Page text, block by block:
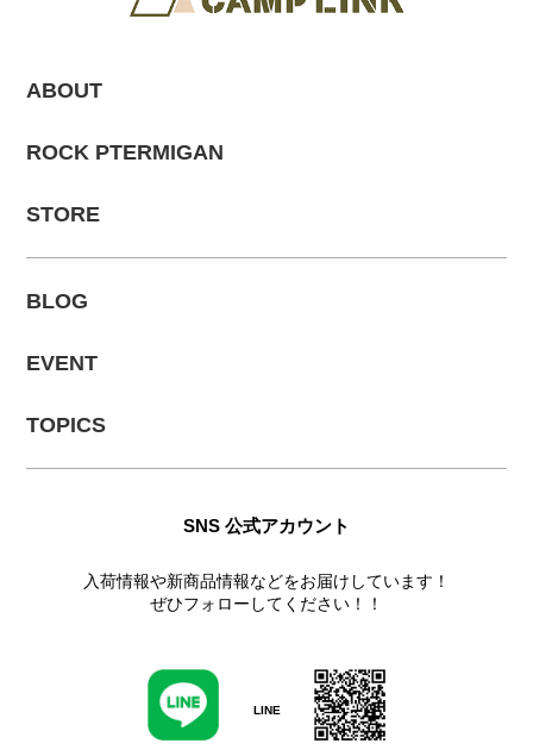
ABOUT
ROCK PTERMIGAN
STORE
BLOG
EVENT
TOPICS
SNS 公式アカウント
入荷情報や新商品情報などをお届けしています！
ぜひフォローしてください！！
LINE